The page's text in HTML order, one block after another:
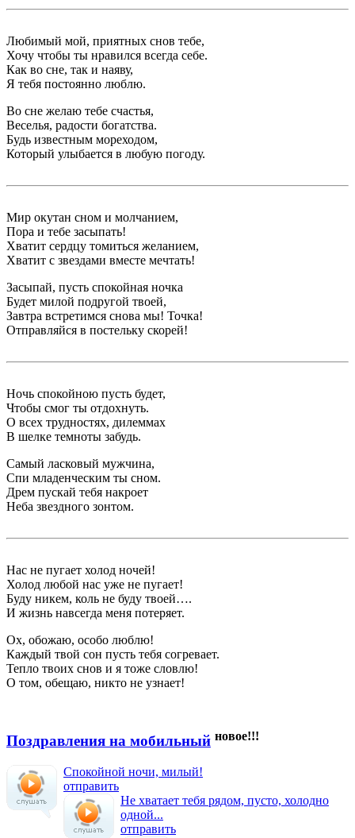
Любимый мой, приятных снов тебе,
Хочу чтобы ты нравился всегда себе.
Как во сне, так и наяву,
Я тебя постоянно люблю.
Во сне желаю тебе счастья,
Веселья, радости богатства.
Будь известным мореходом,
Который улыбается в любую погоду.
Мир окутан сном и молчанием,
Пора и тебе засыпать!
Хватит сердцу томиться желанием,
Хватит с звездами вместе мечтать!
Засыпай, пусть спокойная ночка
Будет милой подругой твоей,
Завтра встретимся снова мы! Точка!
Отправляйся в постельку скорей!
Ночь спокойною пусть будет,
Чтобы смог ты отдохнуть.
О всех трудностях, дилеммах
В шелке темноты забудь.
Самый ласковый мужчина,
Спи младенческим ты сном.
Дрем пускай тебя накроет
Неба звездного зонтом.
Нас не пугает холод ночей!
Холод любой нас уже не пугает!
Буду никем, коль не буду твоей….
И жизнь навсегда меня потеряет.
Ох, обожаю, особо люблю!
Каждый твой сон пусть тебя согревает.
Тепло твоих снов и я тоже словлю!
О том, обещаю, никто не узнает!
Поздравления на мобильный новое!!!
Спокойной ночи, милый!
отправить
Не хватает тебя рядом, пусто, холодно
одной...
отправить